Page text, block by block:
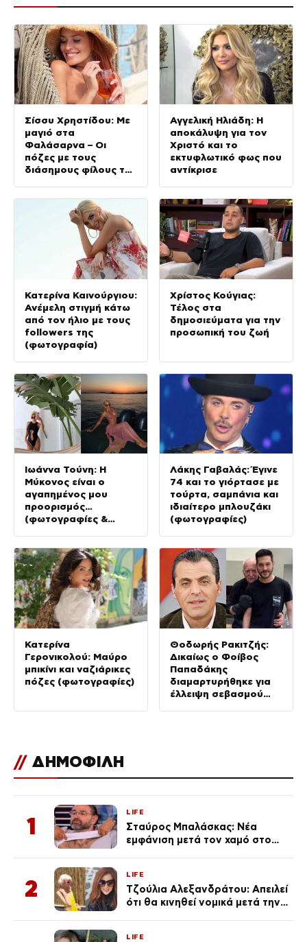
Σίσσυ Χρηστίδου: Με
μαγιό στα
Φαλάσαρνα – Οι
πόζες με τους
διάσημους φίλους της
Αγγελική Ηλιάδη: Η
αποκάλυψη για τον
Χριστό και το
εκτυφλωτικό φως που
αντίκρισε
Κατερίνα Καινούργιου:
Ανέμελη στιγμή κάτω
από τον ήλιο με τους
followers της
(φωτογραφία)
Χρίστος Κούγιας:
Τέλος στα
δημοσιεύματα για την
προσωπική του ζωή
Ιωάννα Τούνη: Η
Μύκονος είναι ο
αγαπημένος μου
προορισμός…
(φωτογραφίες &
Λάκης Γαβαλάς: Έγινε
74 και το γιόρτασε με
τούρτα, σαμπάνια και
ιδιαίτερο μπλουζάκι
(φωτογραφίες)
Κατερίνα
Γερονικολού: Μαύρο
μπικίνι και ναζιάρικες
πόζες (φωτογραφίες)
Θοδωρής Ρακιτζής:
Δικαίως ο Φοίβος
Παπαδάκης
διαμαρτυρήθηκε για
έλλειψη σεβασμού
// ΔΗΜΟΦΙΛΗ
1
LIFE
Σταύρος Μπαλάσκας: Νέα
εμφάνιση μετά τον χαμό στο
2
LIFE
Τζούλια Αλεξανδράτου: Απειλεί
ότι θα κινηθεί νομικά μετά την
LIFE